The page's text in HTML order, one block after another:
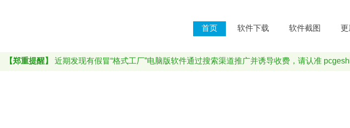
更
软件截图
软件下载
首页
【郑重提醒】 近期发现有假冒“格式工厂”电脑版软件通过搜索渠道推广并诱导收费，请认准